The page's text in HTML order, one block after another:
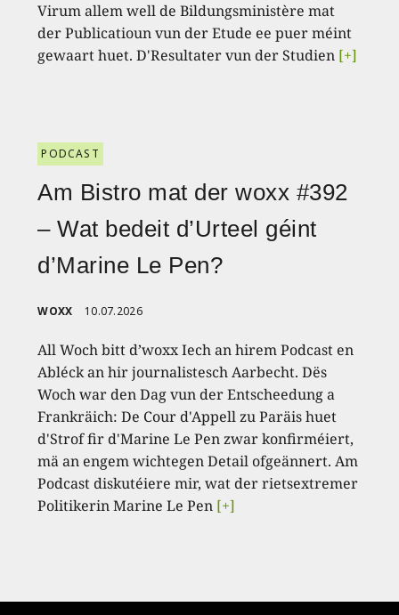
Virum allem well de Bildungsministère mat
der Publicatioun vun der Etude ee puer méint
gewaart huet. D'Resultater vun der Studien [+]
PODCAST
Am Bistro mat der woxx #392
– Wat bedeit d’Urteel géint
d’Marine Le Pen?
WOXX 10.07.2026
All Woch bitt d’woxx Iech an hirem Podcast en
Abléck an hir journalistesch Aarbecht. Dës
Woch war den Dag vun der Entscheedung a
Frankräich: De Cour d'Appell zu Paräis huet
d'Strof fir d'Marine Le Pen zwar konfirméiert,
mä an engem wichtegen Detail ofgeännert. Am
Podcast diskutéiere mir, wat der rietsextremer
Politikerin Marine Le Pen [+]